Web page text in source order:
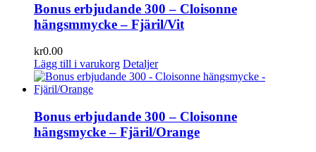
Bonus erbjudande 300 – Cloisonne
hängsmmycke – Fjäril/Vit
kr0.00
Lägg till i varukorg Detaljer
Bonus erbjudande 300 – Cloisonne
hängsmycke – Fjäril/Orange